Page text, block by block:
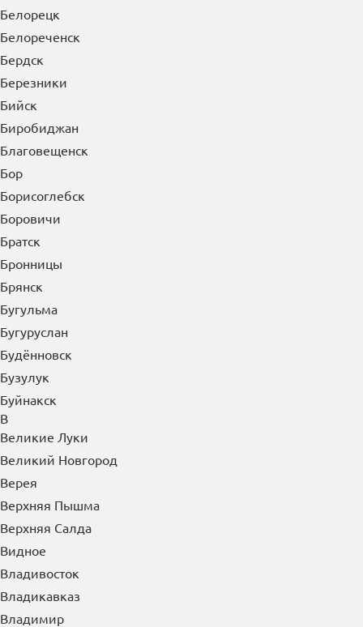
Белорецк
Белореченск
Бердск
Березники
Бийск
Биробиджан
Благовещенск
Бор
Борисоглебск
Боровичи
Братск
Бронницы
Брянск
Бугульма
Бугуруслан
Будённовск
Бузулук
Буйнакск
В
Великие Луки
Великий Новгород
Верея
Верхняя Пышма
Верхняя Салда
Видное
Владивосток
Владикавказ
Владимир